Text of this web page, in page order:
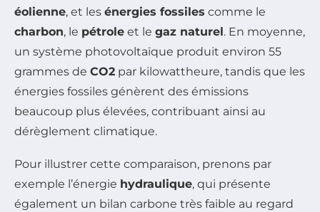
éolienne, et les énergies fossiles comme le
charbon, le pétrole et le gaz naturel . En moyenne,
un système photovoltaïque produit environ 55
grammes de CO2 par kilowattheure, tandis que les
énergies fossiles génèrent des émissions
beaucoup plus élevées, contribuant ainsi au
dérèglement climatique.
Pour illustrer cette comparaison, prenons par
exemple l’énergie hydraulique, qui présente
également un bilan carbone très faible au regard